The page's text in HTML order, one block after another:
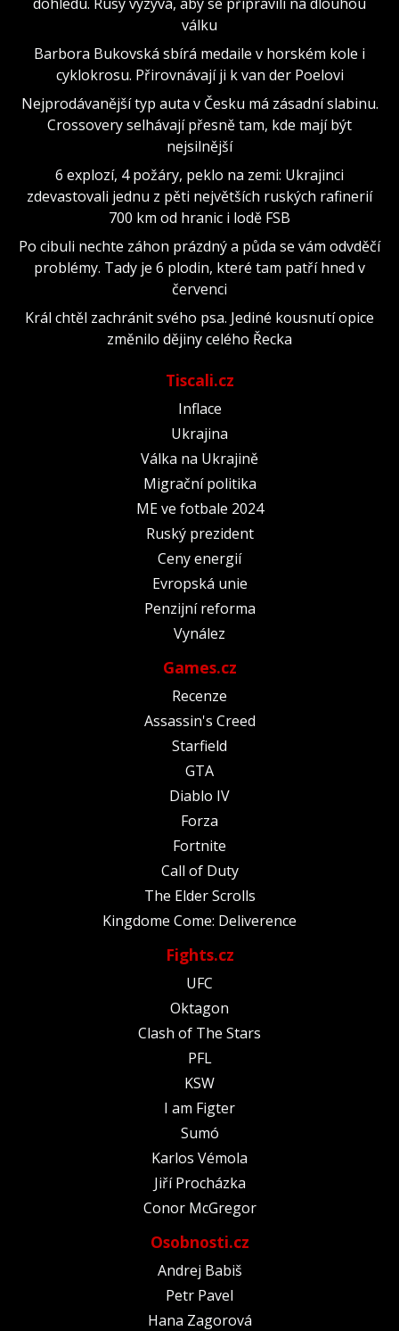
válku
Barbora Bukovská sbírá medaile v horském kole i
cyklokrosu. Přirovnávají ji k van der Poelovi
Nejprodávanější typ auta v Česku má zásadní slabinu.
Crossovery selhávají přesně tam, kde mají být
nejsilnější
6 explozí, 4 požáry, peklo na zemi: Ukrajinci
zdevastovali jednu z pěti největších ruských rafinerií
700 km od hranic i lodě FSB
Po cibuli nechte záhon prázdný a půda se vám odvděčí
problémy. Tady je 6 plodin, které tam patří hned v
červenci
Král chtěl zachránit svého psa. Jediné kousnutí opice
změnilo dějiny celého Řecka
Tiscali.cz
Inflace
Ukrajina
Válka na Ukrajině
Migrační politika
ME ve fotbale 2024
Ruský prezident
Ceny energií
Evropská unie
Penzijní reforma
Vynález
Games.cz
Recenze
Assassin's Creed
Starfield
GTA
Diablo IV
Forza
Fortnite
Call of Duty
The Elder Scrolls
Kingdome Come: Deliverence
Fights.cz
UFC
Oktagon
Clash of The Stars
PFL
KSW
I am Figter
Sumó
Karlos Vémola
Jiří Procházka
Conor McGregor
Osobnosti.cz
Andrej Babiš
Petr Pavel
Hana Zagorová